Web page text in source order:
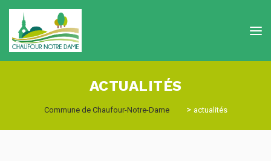
ACTUALITÉS
Commune de Chaufour-Notre-Dame > actualités